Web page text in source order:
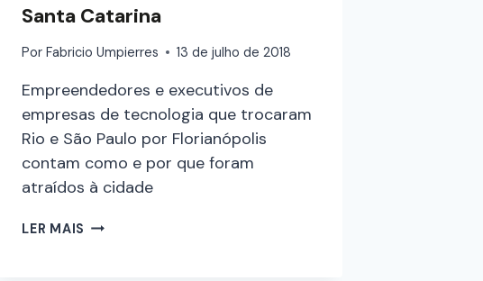
Santa Catarina
Por Fabricio Umpierres 13 de julho de 2018
Empreendedores e executivos de
empresas de tecnologia que trocaram
Rio e São Paulo por Florianópolis
contam como e por que foram
atraídos à cidade
LER MAIS